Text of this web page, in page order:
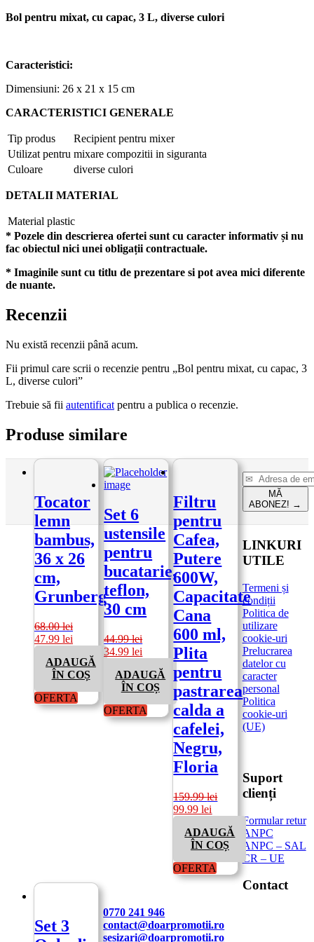
Bol pentru mixat, cu capac, 3 L, diverse culori
Caracteristici:
Dimensiuni: 26 x 21 x 15 cm
CARACTERISTICI GENERALE
Tip produs
Recipient pentru mixer
Utilizat pentru mixare compozitii in siguranta
Culoare
diverse culori
DETALII MATERIAL
Material plastic
* Pozele din descrierea ofertei sunt cu caracter informativ și nu
fac obiectul nici unei obligații contractuale.
* Imaginile sunt cu titlu de prezentare si pot avea mici diferente
de nuante.
Recenzii
Nu există recenzii până acum.
Fii primul care scrii o recenzie pentru „Bol pentru mixat, cu capac, 3
L, diverse culori”
Trebuie să fii autentificat pentru a publica o recenzie.
Produse similare
Tocator
lemn
bambus,
36 x 26
cm,
Grunberg
68.00lei
Prețul
inițial
fost:
68.00 lei.
47.99 lei
este:
47.99 lei.
ADAUGĂ
ÎN COȘ
OFERTA
Set 6
ustensile
pentru
bucatarie,
teflon,
30 cm
44.99lei
Prețul
fost:
44.99 lei.
34.99lei
este:
34.99 lei.
ADAUGĂ
ÎN COȘ
OFERTA
Filtru
pentru
Cafea,
Putere
600W,
Capacitate
Cana
600 ml,
Plita
pentru
pastrarea
calda a
cafelei,
Negru,
Floria
159.99lei
Prețul
inițial
fost:
159.99 lei.
99.99lei
este:
99.99 lei.
ADAUGĂ
ÎN COȘ
OFERTA
Set 3
MĂ
ABONEZ! →
LINKURI
UTILE
Termeni și
condiții
Politica de
utilizare
cookie-uri
Prelucrarea
datelor cu
caracter
personal
Politica
cookie-uri
(UE)
Suport
clienți
Formular retur
ANPC
ANPC – SAL
CR – UE
Contact
0770 241 946
contact@doarpromotii.ro
sesizari@doarpromotii.ro